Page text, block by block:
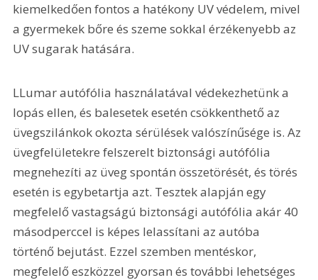
kiemelkedően fontos a hatékony UV védelem, mivel
a gyermekek bőre és szeme sokkal érzékenyebb az
UV sugarak hatására.
LLumar autófólia használatával védekezhetünk a
lopás ellen, és balesetek esetén csökkenthető az
üvegszilánkok okozta sérülések valószínűsége is. Az
üvegfelületekre felszerelt biztonsági autófólia
megnehezíti az üveg spontán összetörését, és törés
esetén is egybetartja azt. Tesztek alapján egy
megfelelő vastagságú biztonsági autófólia akár 40
másodperccel is képes lelassítani az autóba
történő bejutást. Ezzel szemben mentéskor,
megfelelő eszközzel gyorsan és további lehetséges